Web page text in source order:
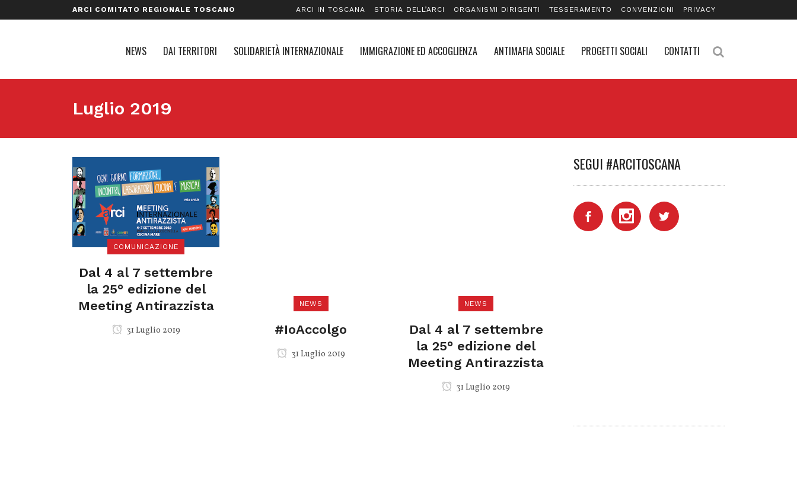
ARCI COMITATO REGIONALE TOSCANO ARCI IN TOSCANA STORIA DELL’ARCI ORGANISMI DIRIGENTI TESSERAMENTO CONVENZIONI PRIVACY
NEWS DAI TERRITORI SOLIDARIETÀ INTERNAZIONALE IMMIGRAZIONE ED ACCOGLIENZA ANTIMAFIA SOCIALE PROGETTI SOCIALI CONTATTI
Luglio 2019
COMUNICAZIONE
Dal 4 al 7 settembre
la 25° edizione del
Meeting Antirazzista
31 Luglio 2019
NEWS
#IoAccolgo
31 Luglio 2019
NEWS
Dal 4 al 7 settembre
la 25° edizione del
Meeting Antirazzista
31 Luglio 2019
SEGUI #ARCITOSCANA